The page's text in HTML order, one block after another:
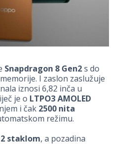
Snapdragon 8 Gen2s do
I zaslon zaslužuje
iznosi 6,82 inča u
je o LTPO3 AMOLED
i čak 2500 nita
režimu.
staklom, a pozadina